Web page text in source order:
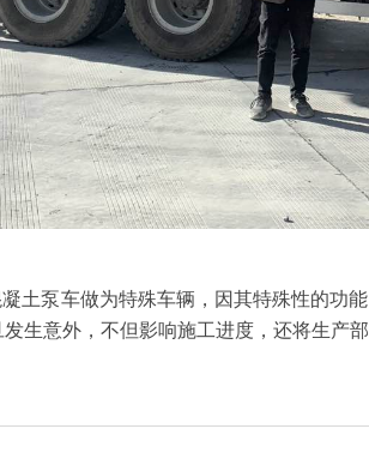
土泵车做为特殊车辆，因其特殊性的功
生意外，不但影响施工进度，还将生产